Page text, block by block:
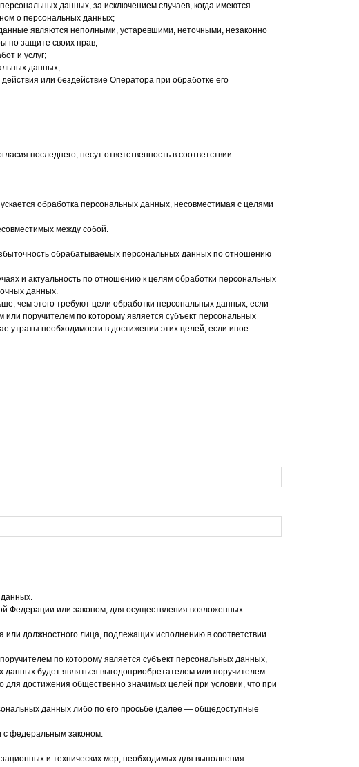
данных, за исключением случаев, когда имеются
о персональных данных;
являются неполными, устаревшими, неточными, незаконно
по защите своих прав;
и услуг;
данных;
или бездействие Оператора при обработке его
последнего, несут ответственность в соответствии
обработка персональных данных, несовместимая с целями
между собой.
обрабатываемых персональных данных по отношению
и актуальность по отношению к целям обработки персональных
данных.
чем этого требуют цели обработки персональных данных, если
поручителем по которому является субъект персональных
необходимости в достижении этих целей, если иное
данных.
Федерации или законом, для осуществления возложенных
или должностного лица, подлежащих исполнению в соответствии
по которому является субъект персональных данных,
будет являться выгодоприобретателем или поручителем.
достижения общественно значимых целей при условии, что при
данных либо по его просьбе (далее — общедоступные
с федеральным законом.
и технических мер, необходимых для выполнения